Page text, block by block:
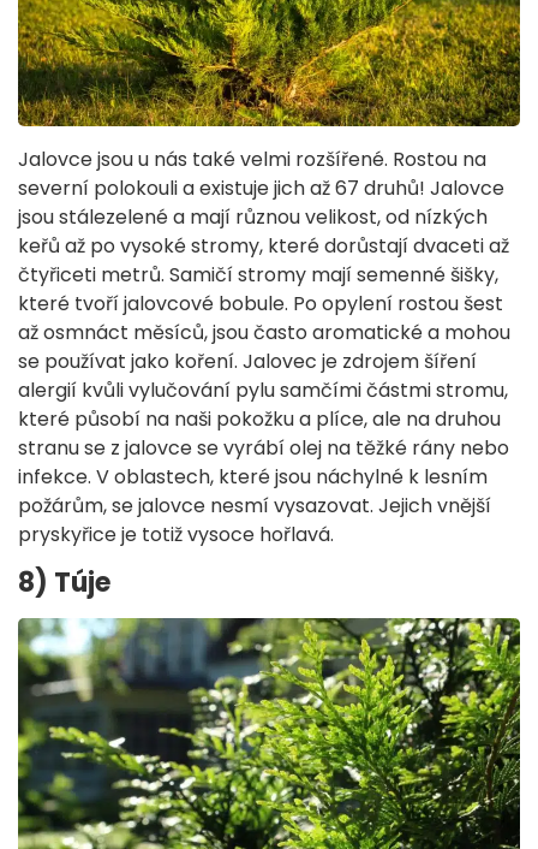
Jalovce jsou u nás také velmi rozšířené. Rostou na
severní polokouli a existuje jich až 67 druhů! Jalovce
jsou stálezelené a mají různou velikost, od nízkých
keřů až po vysoké stromy, které dorůstají dvaceti až
čtyřiceti metrů. Samičí stromy mají semenné šišky,
které tvoří jalovcové bobule. Po opylení rostou šest
až osmnáct měsíců, jsou často aromatické a mohou
se používat jako koření. Jalovec je zdrojem šíření
alergií kvůli vylučování pylu samčími částmi stromu,
které působí na naši pokožku a plíce, ale na druhou
stranu se z jalovce se vyrábí olej na těžké rány nebo
infekce. V oblastech, které jsou náchylné k lesním
požárům, se jalovce nesmí vysazovat. Jejich vnější
pryskyřice je totiž vysoce hořlavá.
8) Túje